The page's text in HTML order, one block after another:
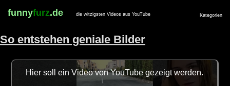
funnyfurz.de die witzigsten Videos aus YouTube Kategorien
So entstehen geniale Bilder
Hier soll ein Video von YouTube gezeigt werden.